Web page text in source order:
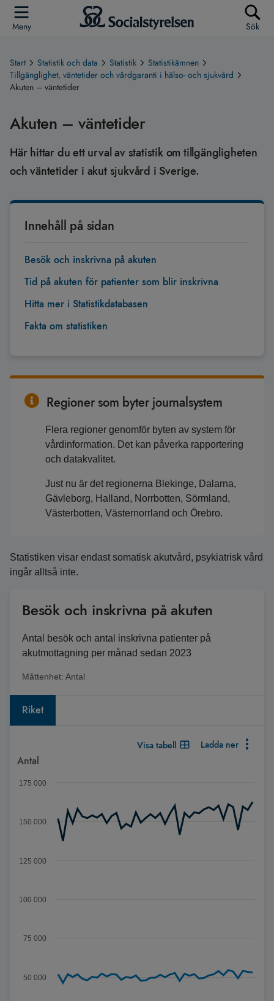
Meny Sök
Start Statistik och data Statistik
Statistikämnen
Tillgänglighet, väntetider och vårdgaranti i hälso- och sjukvård
Akuten – väntetider
Akuten – väntetider
Här hittar du ett urval av statistik om tillgängligheten
och väntetider i akut sjukvård i Sverige.
Innehåll på sidan
Besök och inskrivna på akuten
Tid på akuten för patienter som blir inskrivna
Hitta mer i Statistikdatabasen
Fakta om statistiken
Regioner som byter journalsystem
Flera regioner genomför byten av system för
vårdinformation. Det kan påverka rapportering
och datakvalitet.
Just nu är det regionerna Blekinge, Dalarna,
Gävleborg, Halland, Norrbotten, Sörmland,
Västerbotten, Västernorrland och Örebro.
Statistiken visar endast somatisk akutvård, psykiatrisk vård
ingår alltså inte.
Besök och inskrivna på akuten
Antal besök och antal inskrivna patienter på
akutmottagning per månad sedan 2023
Måttenhet: Antal
Riket
Visa tabell Ladda ner
Diagram
Diagram med upp till 2 serier. När det finns flera serier kan
Diagrammet visar Spann: 46151 till 162590.
Antal
50 000
75 000
100 000
125 000
150 000
175 000